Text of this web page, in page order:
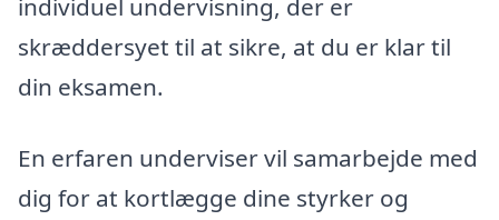
individuel undervisning, der er
skræddersyet til at sikre, at du er klar til
din eksamen.
En erfaren underviser vil samarbejde med
dig for at kortlægge dine styrker og